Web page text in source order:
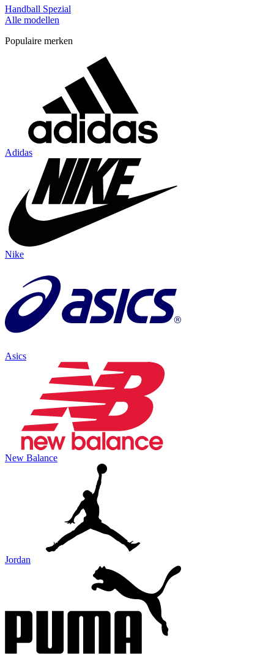
Handball Spezial
Alle modellen
Populaire merken
Adidas
Nike
Asics
New Balance
Jordan